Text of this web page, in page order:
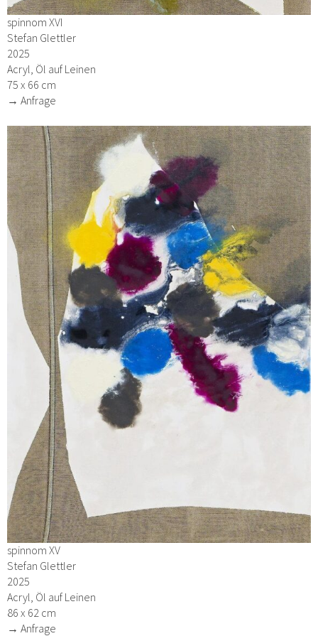
spinnom XVI
Stefan Glettler
2025
Acryl, Öl auf Leinen
75 x 66 cm
→ Anfrage
spinnom XV
Stefan Glettler
2025
Acryl, Öl auf Leinen
86 x 62 cm
→ Anfrage